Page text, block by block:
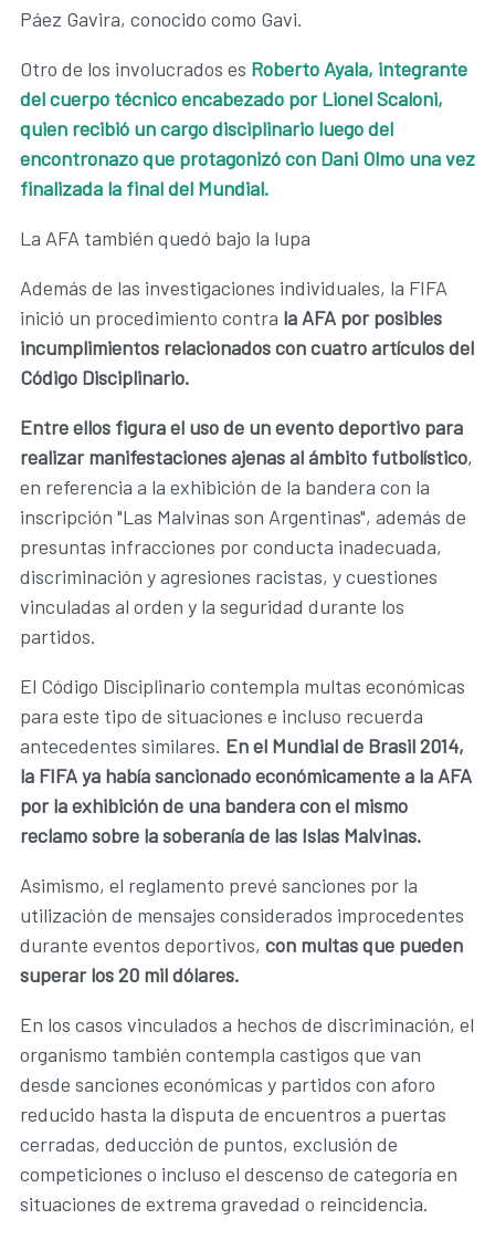
Páez Gavira, conocido como Gavi.
Otro de los involucrados es Roberto Ayala, integrante
del cuerpo técnico encabezado por Lionel Scaloni,
quien recibió un cargo disciplinario luego del
encontronazo que protagonizó con Dani Olmo una vez
finalizada la final del Mundial.
La AFA también quedó bajo la lupa
Además de las investigaciones individuales, la FIFA
inició un procedimiento contra la AFA por posibles
incumplimientos relacionados con cuatro artículos del
Código Disciplinario.
Entre ellos figura el uso de un evento deportivo para
realizar manifestaciones ajenas al ámbito futbolístico,
en referencia a la exhibición de la bandera con la
inscripción "Las Malvinas son Argentinas", además de
presuntas infracciones por conducta inadecuada,
discriminación y agresiones racistas, y cuestiones
vinculadas al orden y la seguridad durante los
partidos.
El Código Disciplinario contempla multas económicas
para este tipo de situaciones e incluso recuerda
antecedentes similares. En el Mundial de Brasil 2014,
la FIFA ya había sancionado económicamente a la AFA
por la exhibición de una bandera con el mismo
reclamo sobre la soberanía de las Islas Malvinas.
Asimismo, el reglamento prevé sanciones por la
utilización de mensajes considerados improcedentes
durante eventos deportivos, con multas que pueden
superar los 20 mil dólares.
En los casos vinculados a hechos de discriminación, el
organismo también contempla castigos que van
desde sanciones económicas y partidos con aforo
reducido hasta la disputa de encuentros a puertas
cerradas, deducción de puntos, exclusión de
competiciones o incluso el descenso de categoría en
situaciones de extrema gravedad o reincidencia.